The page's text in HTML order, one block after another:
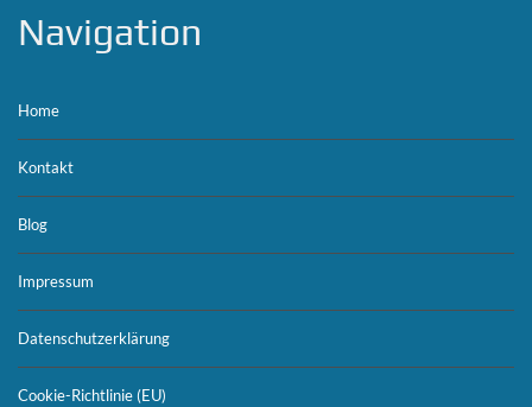
Navigation
Home
Kontakt
Blog
Impressum
Datenschutzerklärung
Cookie-Richtlinie (EU)